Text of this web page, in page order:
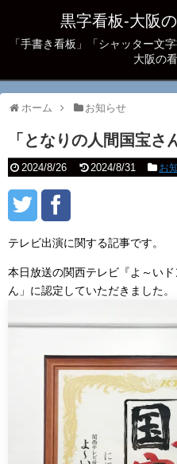
黒字看板‐大阪
「手書き看板」「シャッター文
大阪の
ホーム お知らせ
「となりの人間国宝
2024/8/26 2024/8/31 お
テレビ出演に関する記事です。
本日放送の関西テレビ『よ～い
ん」に認定していただきました。